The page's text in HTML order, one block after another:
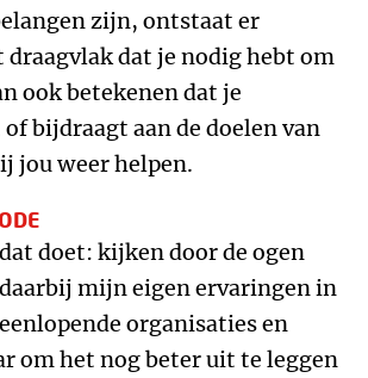
zijn, ontstaat er
dat je nodig hebt om
ook betekenen dat je
bijdraagt aan de doelen van
jou weer helpen.
doet: kijken door de ogen
mijn eigen ervaringen in
organisaties en
om het nog beter uit te leggen